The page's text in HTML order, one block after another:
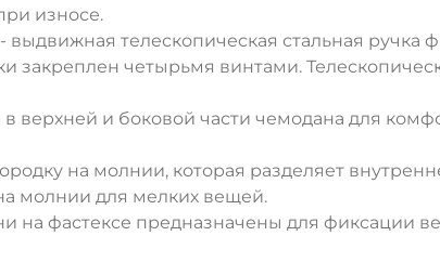
износе.
- выдвижная телескопическая стальная
закреплен четырьмя винтами.
верхней и боковой части чемодана для
на молнии, которая разделяет
молнии для мелких вещей.
на фастексе предназначены для фиксации
ДА НЕТ